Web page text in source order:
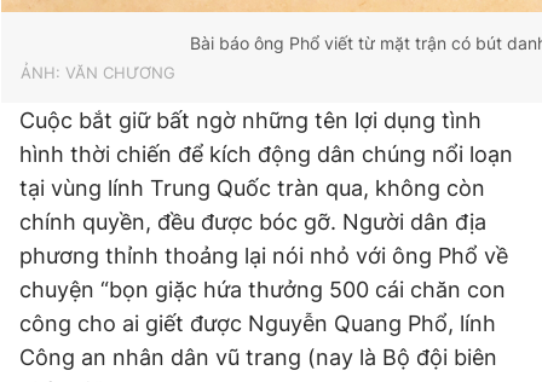
Bài báo ông Phổ viết từ mặt trận có bút
ẢNH: VĂN CHƯƠNG
Cuộc bắt giữ bất ngờ những tên lợi dụng tình
hình thời chiến để kích động dân chúng nổi loạn
tại vùng lính Trung Quốc tràn qua, không còn
chính quyền, đều được bóc gỡ. Người dân địa
phương thỉnh thoảng lại nói nhỏ với ông Phổ về
chuyện “bọn giặc hứa thưởng 500 cái chăn con
công cho ai giết được Nguyễn Quang Phổ, lính
Công an nhân dân vũ trang (nay là Bộ đội biên